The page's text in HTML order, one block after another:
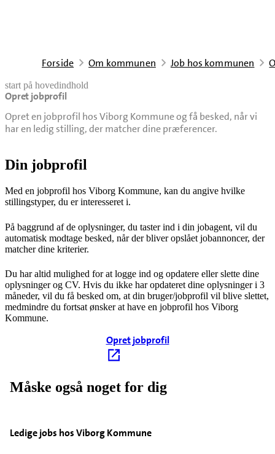
Forside Om kommunen Job hos kommunen
start på hovedindhold
Opret jobprofil
Opret en jobprofil hos Viborg Kommune og få besked, når vi
har en ledig stilling, der matcher dine præferencer.
senest opdateret 22. april 2026
Din jobprofil
Med en jobprofil hos Viborg Kommune, kan du angive hvilke
stillingstyper, du er interesseret i.
På baggrund af de oplysninger, du taster ind i din jobagent, vil du
automatisk modtage besked, når der bliver opslået jobannoncer, der
matcher dine kriterier.
Du har altid mulighed for at logge ind og opdatere eller slette dine
oplysninger og CV. Hvis du ikke har opdateret dine oplysninger i 3
måneder, vil du få besked om, at din bruger/jobprofil vil blive slettet,
medmindre du fortsat ønsker at have en jobprofil hos Viborg
Kommune.
Opret jobprofil
Måske også noget for dig
Ledige jobs hos Viborg Kommune